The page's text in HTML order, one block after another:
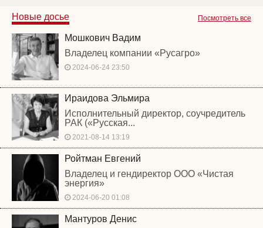
Посмотреть все
Новые досье
Мошкович Вадим
Владелец компании «Русагро»
2024-06-24 23:50
Ираидова Эльмира
Исполнительный директор, соучредитель
РАК («Русская...
2021-08-14 13:19
Ройтман Евгений
Владелец и гендиректор ООО «Чистая
энергия»
2024-06-20 01:08
Мантуров Денис